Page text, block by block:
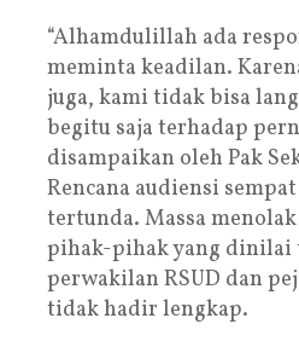
“Alhamdulillah ada
meminta keadilan.
juga, kami tidak bisa
begitu saja terhadap
disampaikan oleh Pak
Rencana audiensi
tertunda. Massa
pihak-pihak yang dinilai
perwakilan RSUD dan
tidak hadir lengkap.